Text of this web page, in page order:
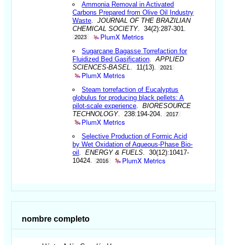
Ammonia Removal in Activated
Carbons Prepared from Olive Oil Industry
Waste.JOURNAL OF THE BRAZILIAN
CHEMICAL SOCIETY. 34(2):287-301.
2023 PlumX Metrics
Sugarcane Bagasse Torrefaction for
Fluidized Bed Gasification.APPLIED
SCIENCES-BASEL. 11(13). 2021
PlumX Metrics
Steam torrefaction of Eucalyptus
globulus for producing black pellets: A
pilot-scale experience.BIORESOURCE
TECHNOLOGY. 238:194-204. 2017
PlumX Metrics
Selective Production of Formic Acid
by Wet Oxidation of Aqueous-Phase Bio-
oil .ENERGY & FUELS. 30(12):10417-
10424.
2016 PlumX Metrics
nombre completo